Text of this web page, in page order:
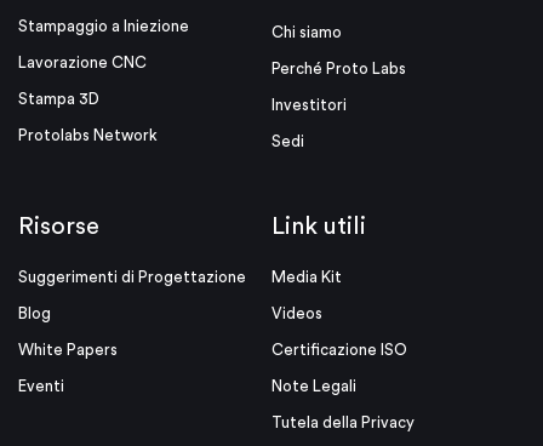
Stampaggio a Iniezione
Lavorazione CNC
Stampa 3D
Protolabs Network
Chi siamo
Perché Proto Labs
Investitori
Sedi
Risorse
Suggerimenti di Progettazione
Blog
White Papers
Eventi
Link utili
Media Kit
Videos
Certificazione ISO
Note Legali
Tutela della Privacy